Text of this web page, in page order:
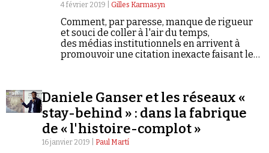
4 février 2019 | Gilles Karmasyn
Comment, par paresse, manque de rigueur
et souci de coller à l'air du temps,
des médias institutionnels en arrivent à
promouvoir une citation inexacte faisant le
Daniele Ganser et les réseaux «
stay-behind » : dans la fabrique
de « l'histoire-complot »
16 janvier 2019 | Paul Martí